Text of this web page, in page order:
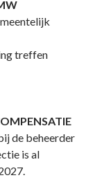
treffen
de beheerder
is al